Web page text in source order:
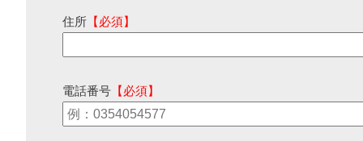
住所 【必須】
電話番号 【必須】